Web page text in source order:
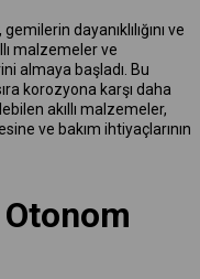
dayanıklılığını ve
malzemeler ve
almaya başladı. Bu
korozyona karşı daha
akıllı malzemeler,
ve bakım ihtiyaçlarının